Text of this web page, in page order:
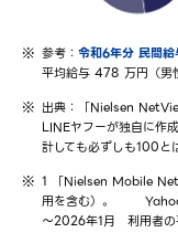
参考： 令和6年分 民間
平均給与 478 万円（男
出典：「Nielsen
LINEヤフーが独自に作成
計しても必ずしも100と
1 「Nielsen Mobile
用を含む）。
Yahoo
～2026年1月 利用者の